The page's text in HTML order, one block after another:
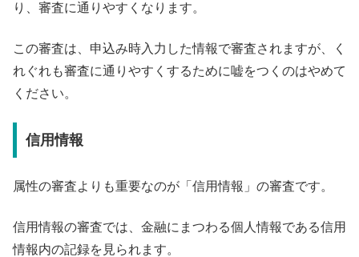
り、審査に通りやすくなります。
この審査は、申込み時入力した情報で審査されますが、く
れぐれも審査に通りやすくするために嘘をつくのはやめて
ください。
信用情報
属性の審査よりも重要なのが「信用情報」の審査です。
信用情報の審査では、金融にまつわる個人情報である信用
情報内の記録を見られます。